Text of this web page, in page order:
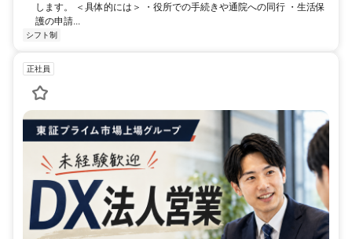
します。 ＜具体的には＞ ・役所での手続きや通院への同行 ・生活保
護の申請...
シフト制
正社員